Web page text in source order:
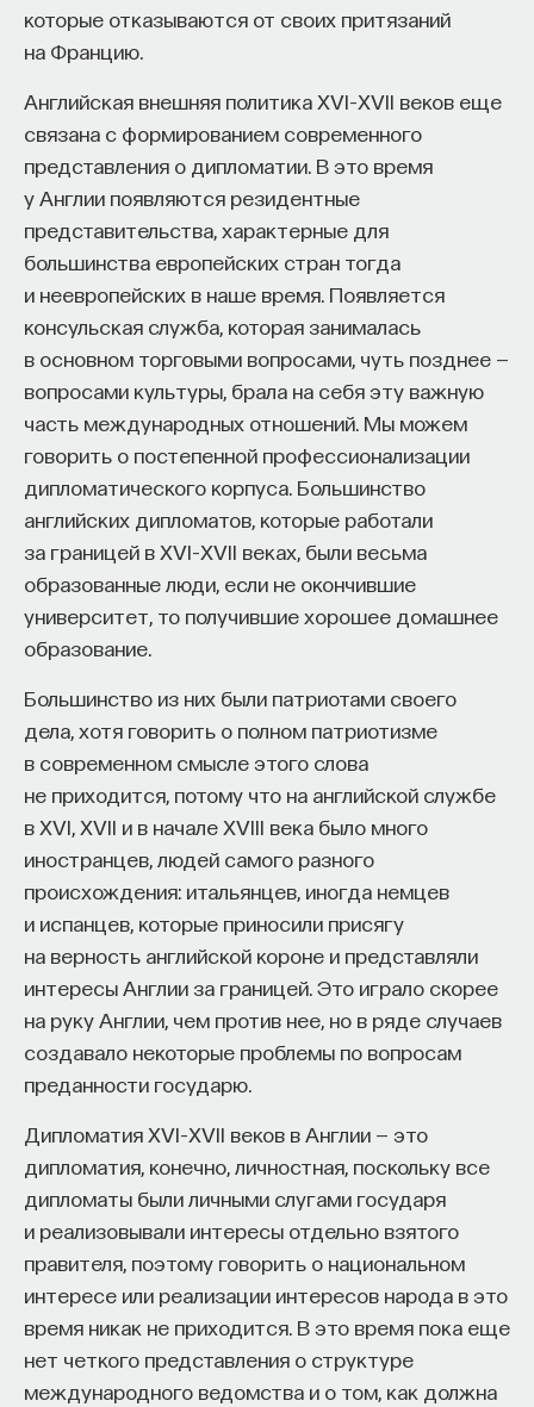
которые отказываются от своих притязаний
на Францию.
Английская внешняя политика XVI–XVII веков еще
связана с формированием современного
представления о дипломатии. В это время
у Англии появляются резидентные
представительства, характерные для
большинства европейских стран тогда
и неевропейских в наше время. Появляется
консульская служба, которая занималась
в основном торговыми вопросами, чуть позднее —
вопросами культуры, брала на себя эту важную
часть международных отношений. Мы можем
говорить о постепенной профессионализации
дипломатического корпуса. Большинство
английских дипломатов, которые работали
за границей в XVI–XVII веках, были весьма
образованные люди, если не окончившие
университет, то получившие хорошее домашнее
образование.
Большинство из них были патриотами своего
дела, хотя говорить о полном патриотизме
в современном смысле этого слова
не приходится, потому что на английской службе
в XVI, XVII и в начале XVIII века было много
иностранцев, людей самого разного
происхождения: итальянцев, иногда немцев
и испанцев, которые приносили присягу
на верность английской короне и представляли
интересы Англии за границей. Это играло скорее
на руку Англии, чем против нее, но в ряде случаев
создавало некоторые проблемы по вопросам
преданности государю.
Дипломатия XVI–XVII веков в Англии — это
дипломатия, конечно, личностная, поскольку все
дипломаты были личными слугами государя
и реализовывали интересы отдельно взятого
правителя, поэтому говорить о национальном
интересе или реализации интересов народа в это
время никак не приходится. В это время пока еще
нет четкого представления о структуре
международного ведомства и о том, как должна